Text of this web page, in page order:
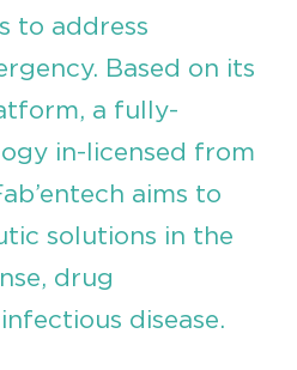
to address
Based on its
a fully-
in-licensed from
aims to
solutions in the
drug
disease.